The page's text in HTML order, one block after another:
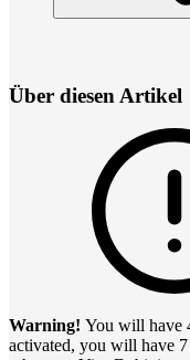
Über diesen Artikel
Warning! You will have
activated, you will have